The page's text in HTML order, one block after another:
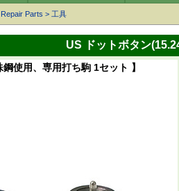
Parts > 工具
US ドットボタン
鋼使用、専用打ち駒 1セット 】